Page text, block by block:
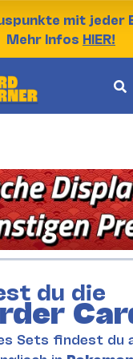
mit jeder
Mehr Infos HIER!
du die
Sets findest du